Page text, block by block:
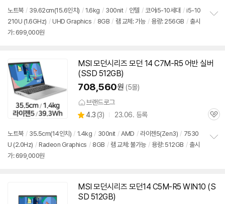
노트북 / 39.62cm(15.6인치) / 1.6kg / 300nit / 인텔 / 코어i5-10세대 / i5-10
210U (1.6GHz) / UHD Graphics / 8GB / 램 교체: 가능 / 용량: 256GB / 출시
가: 699,000원
MSI 모던시리즈 모던 14 C7M-R5 어반 실버
(SSD 512GB)
708,560원 (5몰)
브랜드로그
별
점
4.3 (상
리
뷰
3) 23.06. 등록
관
노트북 / 35.5cm(14인치) / 1.4kg / 300nit / AMD / 라이젠5(Zen3) / 7530
U (2.0Hz) / Radeon Graphics / 8GB / 램 교체: 불가능 / 용량: 512GB / 출시
가: 699,000원
기
MSI 모던시리즈 모던14 C5M-R5 WIN10 (S
SD 512GB)